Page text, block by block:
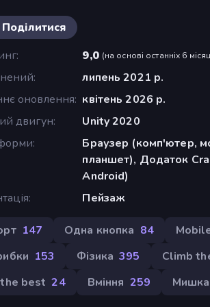
Поділитися
9,0 (на основі останніх 6
липень 2021 р.
оновлення квітень 2026 р.
двигун
Unity 2020
Браузер (комп'ютер,
планшет), Додаток
Android)
Пейзаж
147 Одна кнопка 84
153 Фізика 395
Climb
best 24 Вміння 259 Мишка